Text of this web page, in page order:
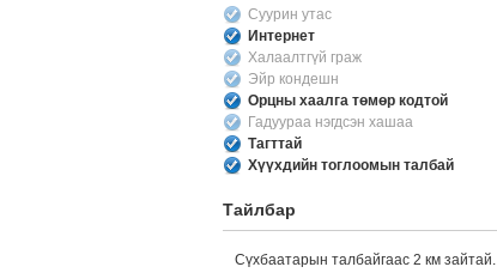
Суурин утас
Интернет
Халаалтгүй граж
Эйр кондешн
Орцны хаалга төмөр кодтой
Гадуураа нэгдсэн хашаа
Тагттай
Хүүхдийн тоглоомын талбай
Тайлбар
Сүхбаатарын талбайгаас 2 км зайтай.